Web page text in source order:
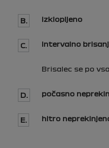
B. izklopljeno
C. intervalno
Brisalec se po
D. počasno
E. hitro